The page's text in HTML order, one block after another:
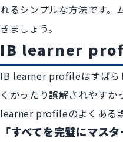
れるシンプルな方法です。
きましょう。
IB learner
IB learner profileはすばら
くかったり誤解されやす
learner profileのよくある
「すべてを完璧にマス